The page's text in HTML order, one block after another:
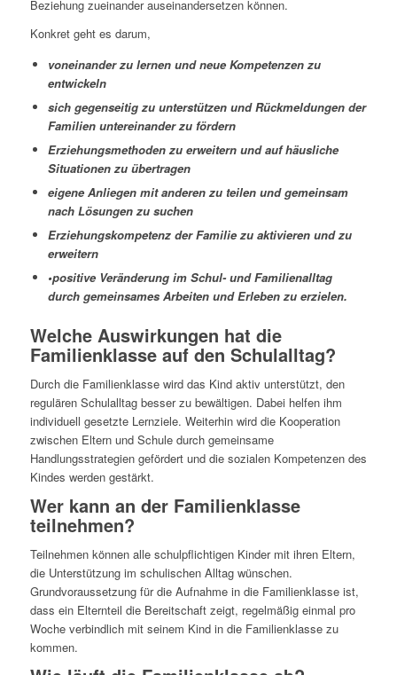
Beziehung zueinander auseinandersetzen können.
Konkret geht es darum,
voneinander zu lernen und neue Kompetenzen zu
entwickeln
sich gegenseitig zu unterstützen und Rückmeldungen der
Familien untereinander zu fördern
Erziehungsmethoden zu erweitern und auf häusliche
Situationen zu übertragen
eigene Anliegen mit anderen zu teilen und gemeinsam
nach Lösungen zu suchen
Erziehungskompetenz der Familie zu aktivieren und zu
erweitern
•positive Veränderung im Schul- und Familienalltag
durch gemeinsames Arbeiten und Erleben zu erzielen.
Welche Auswirkungen hat die
Familienklasse auf den Schulalltag?
Durch die Familienklasse wird das Kind aktiv unterstützt, den
regulären Schulalltag besser zu bewältigen. Dabei helfen ihm
individuell gesetzte Lernziele. Weiterhin wird die Kooperation
zwischen Eltern und Schule durch gemeinsame
Handlungsstrategien gefördert und die sozialen Kompetenzen des
Kindes werden gestärkt.
Wer kann an der Familienklasse
teilnehmen?
Teilnehmen können alle schulpflichtigen Kinder mit ihren Eltern,
die Unterstützung im schulischen Alltag wünschen.
Grundvoraussetzung für die Aufnahme in die Familienklasse ist,
dass ein Elternteil die Bereitschaft zeigt, regelmäßig einmal pro
Woche verbindlich mit seinem Kind in die Familienklasse zu
kommen.